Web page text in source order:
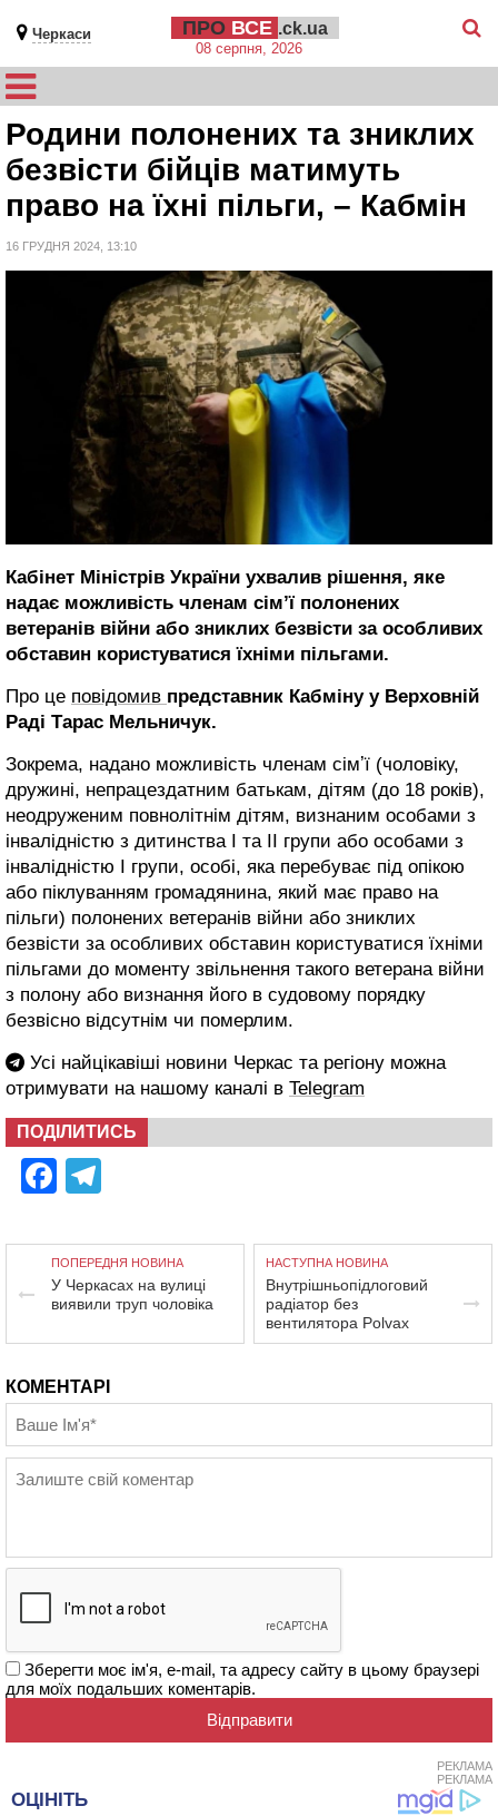
Черкаси ПРО ВСЕ .ck.ua
08 серпня, 2026
Родини полонених та зниклих
безвісти бійців матимуть
право на їхні пільги, – Кабмін
16 ГРУДНЯ 2024, 13:10
Кабінет Міністрів України ухвалив рішення, яке
надає можливість членам сімʼї полонених
ветеранів війни або зниклих безвісти за особливих
обставин користуватися їхніми пільгами.
Про це повідомив представник Кабміну у Верховній
Раді Тарас Мельничук.
Зокрема, надано можливість членам сімʼї (чоловіку,
дружині, непрацездатним батькам, дітям (до 18 років),
неодруженим повнолітнім дітям, визнаним особами з
інвалідністю з дитинства I та II групи або особами з
інвалідністю I групи, особі, яка перебуває під опікою
або піклуванням громадянина, який має право на
пільги) полонених ветеранів війни або зниклих
безвісти за особливих обставин користуватися їхніми
пільгами до моменту звільнення такого ветерана війни
з полону або визнання його в судовому порядку
безвісно відсутнім чи померлим.
Усі найцікавіші новини Черкас та регіону можна
отримувати на нашому каналі в Telegram
ПОДІЛИТИСЬ
Facebook
ПОПЕРЕДНЯ НОВИНА
У Черкасах на вулиці
виявили труп чоловіка
НАСТУПНА НОВИНА
Внутрішньопідлоговий
радіатор без
вентилятора Polvax
КОМЕНТАРІ
Зберегти моє ім'я, e-mail, та адресу сайту в цьому браузері
для моїх подальших коментарів.
РЕКЛАМА
РЕКЛАМА